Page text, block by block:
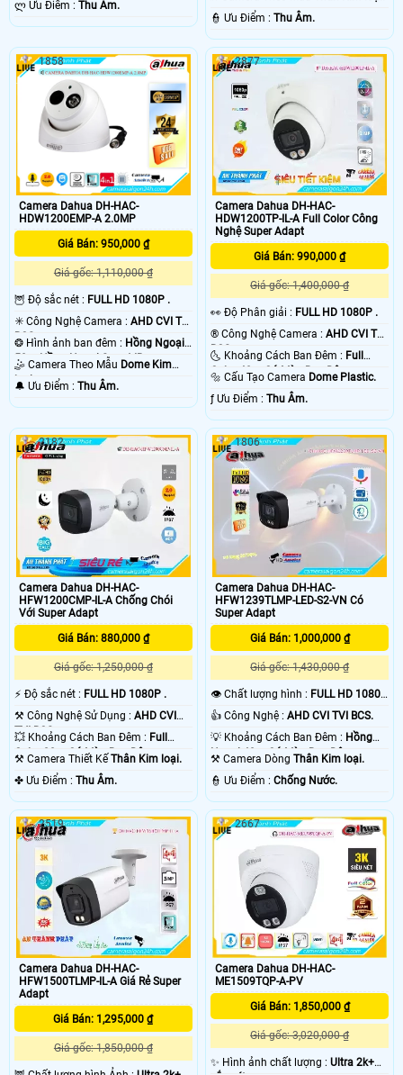
️ლ Ưu Điểm : Thu Âm.
️👮 Ưu Điểm :Thu Âm.
Camera Dahua DH-HAC-
HDW1200EMP-A 2.0MP
Giá Bán: 950,000 ₫
Giá gốc: 1,110,000 ₫
🦉 Độ sắc nét : FULL HD 1080P .
✳️ Công Nghệ Camera : AHD CVI TVI
BCS.
❂ Hình ảnh ban đêm : Hồng Ngoại
50m Hồng Ngoại Smart IR.
🤹 Camera Theo Mẫu Dome Kim
loại.
️🔔 Ưu Điểm : Thu Âm.
1858
Camera Dahua DH-HAC-
HDW1200TP-IL-A Full Color Công
Nghệ Super Adapt
Giá Bán: 990,000 ₫
Giá gốc: 1,400,000 ₫
️👀 Độ Phân giải : FULL HD 1080P .
®️ Công Nghệ Camera :AHD CVI TVI
BCS.
🌜 Khoảng Cách Ban Đêm : Full
Color 40m Có Màu Ban Đêm.
🔩 Cấu Tạo Camera Dome Plastic.
️ƒ Ưu Điểm :Thu Âm.
2877
Camera Dahua DH-HAC-
HFW1200CMP-IL-A Chống Chói
Với Super Adapt
Giá Bán: 880,000 ₫
Giá gốc: 1,250,000 ₫
️⚡ Độ sắc nét : FULL HD 1080P .
⚒ Công Nghệ Sử Dụng : AHD CVI
TVI BCS.
💥 Khoảng Cách Ban Đêm : Full
Color 20m Có Màu Ban Đêm.
⚒ Camera Thiết KếThân Kim loại.
️✤ Ưu Điểm : Thu Âm.
2182
Camera Dahua DH-HAC-
HFW1239TLMP-LED-S2-VN Có
Super Adapt
Giá Bán: 1,000,000 ₫
Giá gốc: 1,430,000 ₫
👁 Chất lượng hình : FULL HD 1080P
.
👍 Công Nghệ :AHD CVI TVI BCS.
💡 Khoảng Cách Ban Đêm : Hồng
Ngoại 40m Có Màu Ban Đêm.
⚒ Camera DòngThân Kim loại.
️👮 Ưu Điểm :Chống Nước.
1806
Camera Dahua DH-HAC-
HFW1500TLMP-IL-A Giá Rẻ Super
Adapt
Giá Bán: 1,295,000 ₫
Giá gốc: 1,850,000 ₫
2519
Camera Dahua DH-HAC-
ME1509TQP-A-PV
Giá Bán: 1,850,000 ₫
Giá gốc: 3,020,000 ₫
✨ Hình ảnh chất lượng :Ultra 2k+
2667